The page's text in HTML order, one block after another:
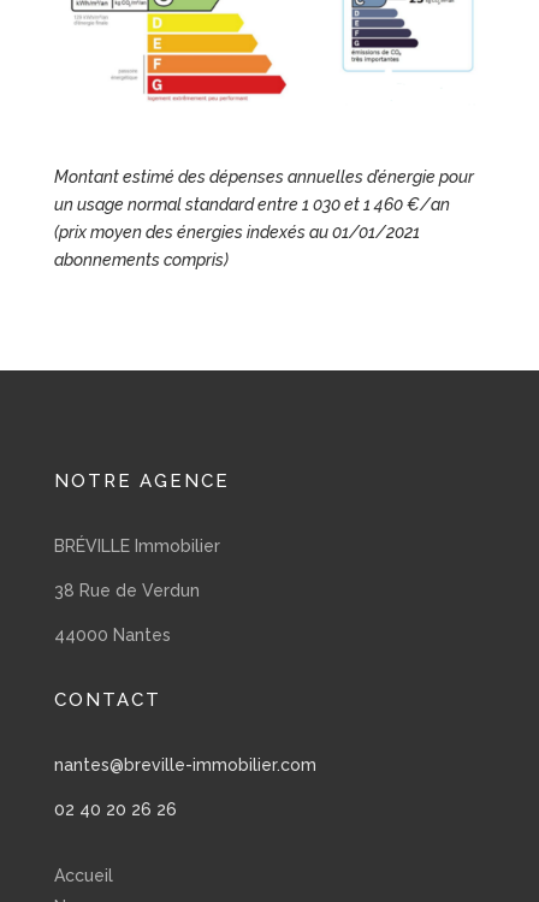
Montant estimé des dépenses annuelles d’énergie pour
un usage normal standard entre 1 030 et 1 460 €/an
(prix moyen des énergies indexés au 01/01/2021
abonnements compris)
NOTRE AGENCE
BRÉVILLE Immobilier
38 Rue de Verdun
44000 Nantes
CONTACT
nantes@breville-immobilier.com
02 40 20 26 26
Accueil